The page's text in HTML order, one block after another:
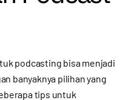
podcasting bisa menjadi
banyaknya pilihan yang
tips untuk